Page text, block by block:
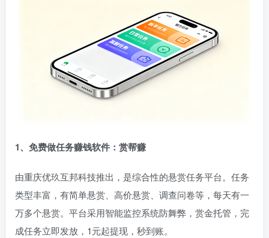
1、免费做任务赚钱软件：赏帮赚
由重庆优玖互邦科技推出，是综合性的悬赏任务平台。任务
类型丰富，有简单悬赏、高价悬赏、调查问卷等，每天有一
万多个悬赏。平台采用智能监控系统防舞弊，赏金托管，完
成任务立即发放，1元起提现，秒到账。